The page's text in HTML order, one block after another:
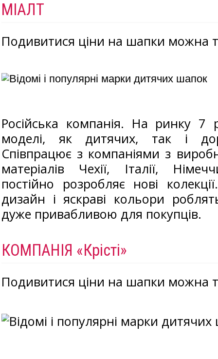
МІАЛТ
Подивитися ціни на шапки можна
Російська компанія. На ринку 7
моделі, як дитячих, так і
Співпрацює з компаніями з
матеріалів Чехії, Італії,
постійно розробляє нові
дизайн і яскраві кольори
дуже привабливою для покупців.
КОМПАНІЯ «Крісті»
Подивитися ціни на шапки можна